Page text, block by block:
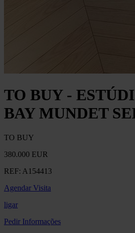
TO BUY -
BAY MUNDET
TO BUY
380.000 EUR
REF: A154413
Agendar Visita
ligar
Pedir Informações